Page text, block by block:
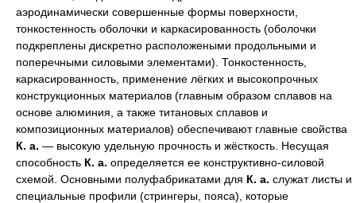
аэродинамически совершенные формы поверхности,
тонкостенность оболочки и каркасированность (оболочки
подкреплены дискретно расположеными продольными и
поперечными силовыми элементами). Тонкостенность,
каркасированность, применение лёгких и высокопрочных
конструкционных материалов (главным образом сплавов на
основе алюминия, а также титановых сплавов и
композиционных материалов) обеспечивают главные свойства
К. а. — высокую удельную прочность и жёсткость. Несущая
способность К. а. определяется ее конструктивно-силовой
схемой. Основными полуфабрикатами для К. а. служат листы и
специальные профили (стрингеры, пояса), которые